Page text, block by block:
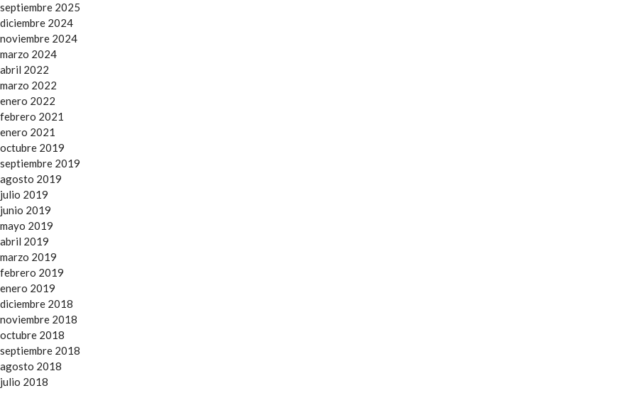
septiembre 2025
diciembre 2024
noviembre 2024
marzo 2024
abril 2022
marzo 2022
enero 2022
febrero 2021
enero 2021
octubre 2019
septiembre 2019
agosto 2019
julio 2019
junio 2019
mayo 2019
abril 2019
marzo 2019
febrero 2019
enero 2019
diciembre 2018
noviembre 2018
octubre 2018
septiembre 2018
agosto 2018
julio 2018